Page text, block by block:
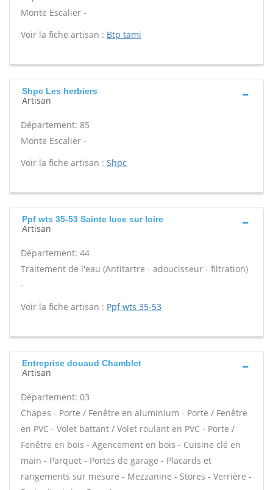
Monte Escalier -
Voir la fiche artisan : Btp tami
Shpc Les herbiers
Artisan
Département: 85
Monte Escalier -
Voir la fiche artisan : Shpc
Ppf wts 35-53 Sainte luce sur loire
Artisan
Département: 44
Traitement de l'eau (Antitartre - adoucisseur - filtration)
-
Voir la fiche artisan : Ppf wts 35-53
Entreprise douaud Chamblet
Artisan
Département: 03
Chapes - Porte / Fenêtre en aluminium - Porte / Fenêtre
en PVC - Volet battant / Volet roulant en PVC - Porte /
Fenêtre en bois - Agencement en bois - Cuisine clé en
main - Parquet - Portes de garage - Placards et
rangements sur mesure - Mezzanine - Stores - Verrière -